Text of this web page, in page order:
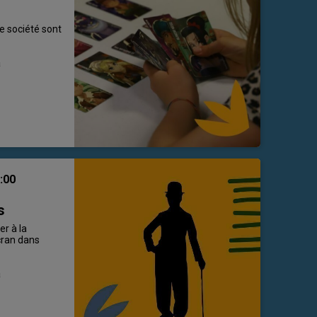
société sont
à la
dans